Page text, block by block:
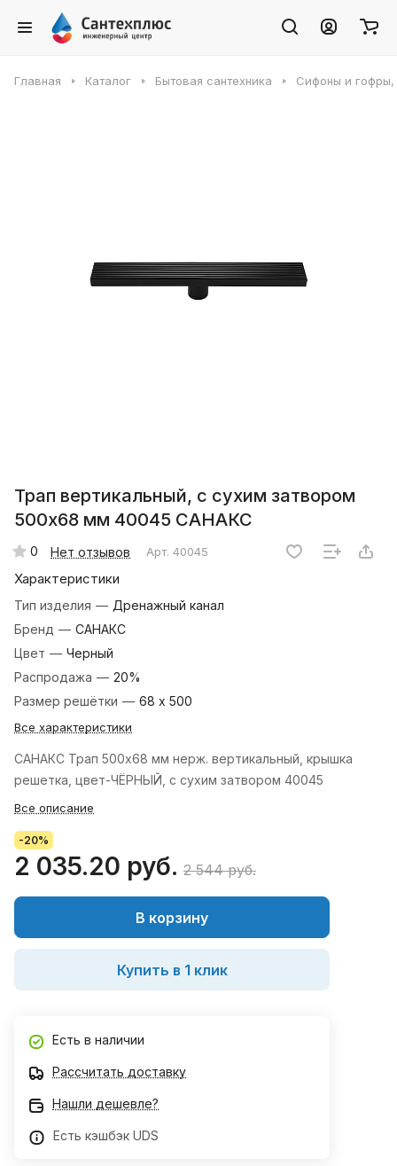
Главная Каталог Бытовая сантехника Сифоны и
Трап вертикальный, с сухим затвором
500х68 мм 40045 CАНАКС
0 Нет отзывов Арт. 40045
Характеристики
Тип изделия — Дренажный канал
Бренд — САНАКС
Цвет — Черный
Распродажа — 20%
Размер решётки — 68 х 500
Все характеристики
CАНАКС Трап 500х68 мм нерж. вертикальный, крышка
решетка, цвет-ЧЁРНЫЙ, с сухим затвором 40045
Все описание
-20%
2 035.20 руб. 2 544 руб.
В корзину
Купить в 1 клик
Есть в наличии
Рассчитать доставку
Нашли дешевле?
Есть кэшбэк UDS